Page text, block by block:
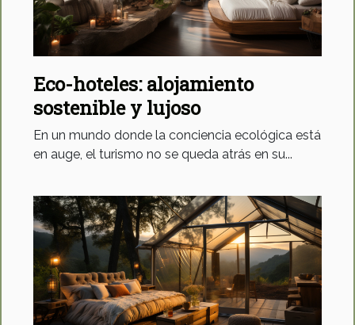
Eco-hoteles: alojamiento
sostenible y lujoso
En un mundo donde la conciencia ecológica está
en auge, el turismo no se queda atrás en su...